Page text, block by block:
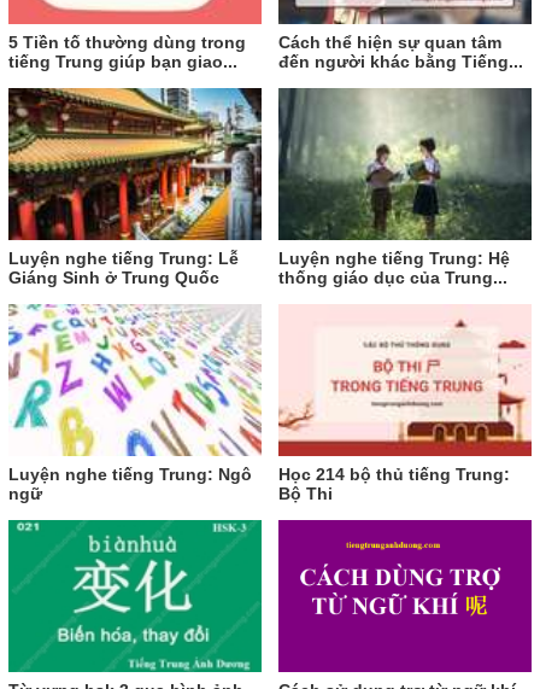
5 Tiền tố thường dùng trong
tiếng Trung giúp bạn giao...
Cách thể hiện sự quan tâm
đến người khác bằng Tiếng...
Luyện nghe tiếng Trung: Lễ
Giáng Sinh ở Trung Quốc
Luyện nghe tiếng Trung: Hệ
thống giáo dục của Trung...
Luyện nghe tiếng Trung: Ngô
ngữ
Học 214 bộ thủ tiếng Trung:
Bộ Thi